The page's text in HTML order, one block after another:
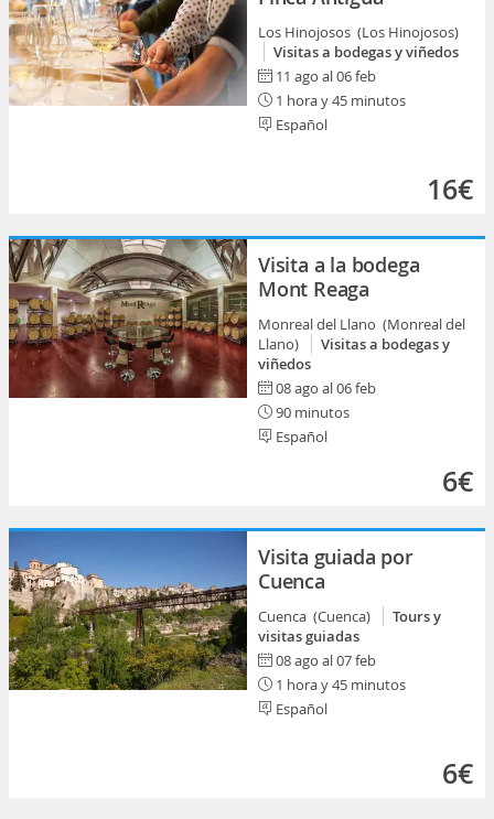
Los Hinojosos (Los Hinojosos)
Visitas a bodegas y viñedos
11 ago al 06 feb
1 hora y 45 minutos
Español
16€
Visita a la bodega
Mont Reaga
Monreal del Llano (Monreal del
Llano)
Visitas a bodegas y
viñedos
08 ago al 06 feb
90 minutos
Español
6€
Visita guiada por
Cuenca
Cuenca (Cuenca)
Tours y
visitas guiadas
08 ago al 07 feb
1 hora y 45 minutos
Español
6€